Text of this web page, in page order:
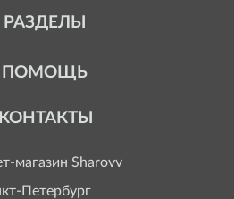
РАЗДЕЛЫ
ПОМОЩЬ
КОНТАКТЫ
магазин Sharovv
Петербург